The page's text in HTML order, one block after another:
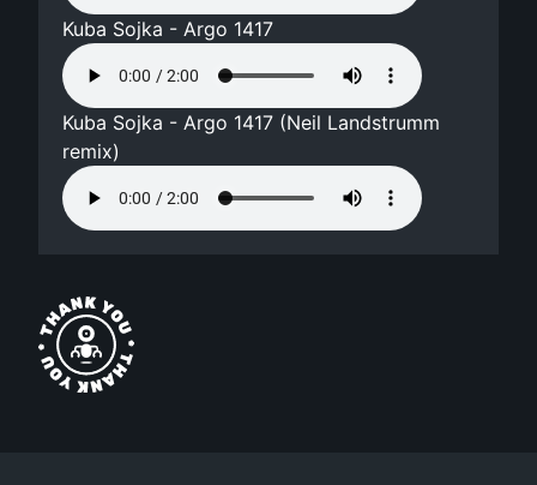
Kuba Sojka - Argo 1417
Kuba Sojka - Argo 1417 (Neil Landstrumm
remix)